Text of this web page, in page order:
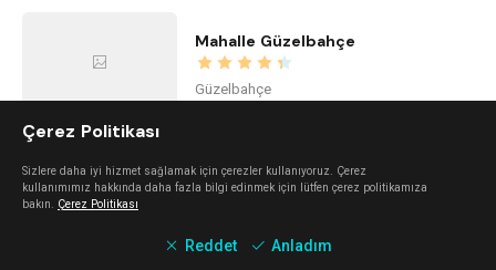
Mahalle Güzelbahçe
Güzelbahçe
Çerez Politikası
Sizlere daha iyi hizmet sağlamak için çerezler kullanıyoruz. Çerez
kullanımımız hakkında daha fazla bilgi edinmek için lütfen çerez politikamıza
bakın. Çerez Politikası
Reddet Anladım